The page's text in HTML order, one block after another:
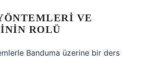
VE
ROLÜ
Banduma üzerine bir ders